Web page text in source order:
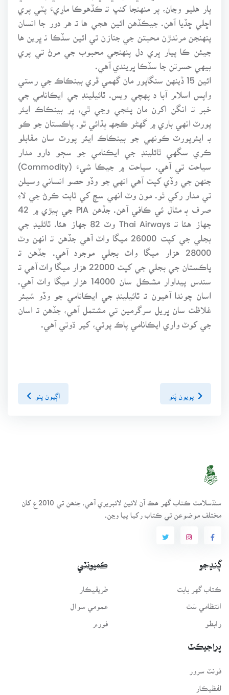
پار هليو وڃان، پر منهنجا کنڀ تـ ڪڏهوڪا مارِيءَ پٽي پري
اڇلي ڇڏيا آهن. جيڪڏهن ائين هجي ها تـ هر دور جا انسان
پنهنجن مرندڙن محبتن جي جنازن تي ائين سڏڪا نـ ڀرين ها
جيئن ڪا پيار ڀري دل پنهنجي محبوب جي مرڻ تي پري
بيهي حسرتن جا سڏڪا ڀريندي آهي.
ائين 15 ڏينهن سنگاپور مان گهمي ڦري بينڪاڪ جي رستي
واپس اسلام آبا د پهچي ويس. ٿائيلينڊ جي ايڪانامي جي
خبر تـ انگن اکرن مان پئجي وڃي ٿي، پر بينڪاڪ ايئر
پورٽ انهي باري ۾ گهڻو ڪجهـ ٻڌائي ٿو. پاڪستان جو ڪو
بـ ايئرپورٽ ڪونهي جو بينڪاڪ ايئر پورٽ سان مقابلو
ڪري سگهي ٿائلينڊ جي ايڪنامي جو سڄو دارو مدار
سياحت تي آهي. سياحت ۾ جيڪا شيءَ (Commodity)
جنهن جي وڏي کپت آهي انهي جو وڏو حصو انساني وسيلن
تي مدار رکي ٿو. مون وٽ انهي سچ کي ثابت ڪرڻ جي لاءِ
جهاز هئا تـ Thai Airways وٽ 82 جهاز هئا. ٿائليڊ جي
بجلي جي کپت 26000 ميگا واٽ آهي جڏهن تـ انهن وٽ
28000 هزار ميگا واٽ بجلي موجود آهي. جڏهن تـ
پاڪستان جي بجلي جي کپت 22000 هزار ميگا واٽ آهي تـ
سندس پيداوار مشڪل سان 14000 هزار ميگا واٽ آهي.
اسان چوندا آهيون تـ ٿائيلينڊ جي ايڪانامي جو وڏو شيئر
غلاظت سان ڀريل سرگرمين تي مشتمل آهي، جڏهن تـ اسان
جي کوٽ واري ايڪانامي پاڪ پوتي، کير ڌوتي آهي.
اڳيون پنو
سنڌسلامت ڪتاب گهر ھڪ آن لائين لائبريري آھي، جنھن تي 2010ع کان
مختلف موضوعن تي ڪتاب رکيا پيا وڃن.
ڳنڍجو
ڪتاب گهر بابت
انتظامي سَٿ
رابطو
ڪميونٽي
طريقيڪار
عمومي سوال
فورم
پراجيڪٽ
فونٽ سرور
لفظيڪار